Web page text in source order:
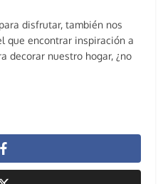
disfrutar, también nos
que encontrar inspiración a
decorar nuestro hogar, ¿no